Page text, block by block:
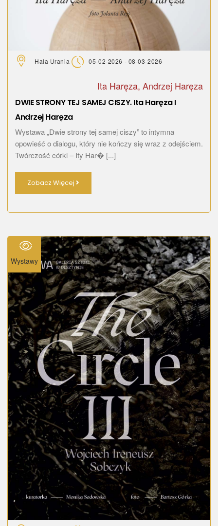
Hala Urania 05-02-2026 - 08-03-2026
Ita Haręza, Andrzej Haręza
DWIE STRONY TEJ SAMEJ CISZY. Ita Haręza I
Andrzej Haręza
Wystawa „Dwie strony tej samej ciszy” to intymna
opowieść o dialogu, który nie kończy się wraz z odejściem.
Twórczość córki – Ity Har� [...]
Zobacz Więcej
Wystawy